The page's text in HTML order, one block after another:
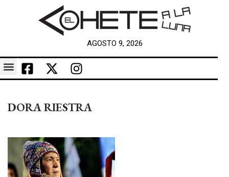
AGOSTO 9, 2026
DORA RIESTRA